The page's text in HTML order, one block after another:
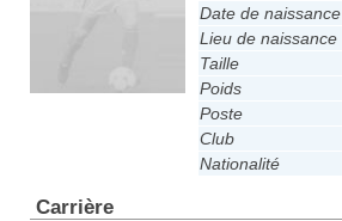
Date de naissance
Lieu de naissance
Taille
Poids
Poste
Club
Nationalité
Carrière